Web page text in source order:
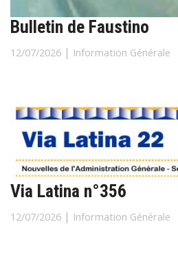
Bulletin de Faustino
12/07/2026 | Information Générale
Via Latina n°356
12/07/2026 | Information Générale